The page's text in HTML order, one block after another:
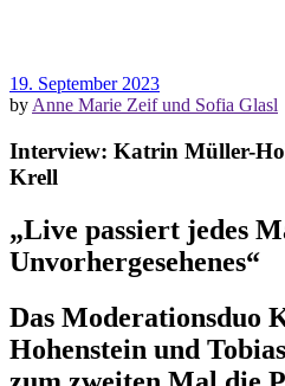
19. September 2023
by Anne Marie Zeif und Sofia Glasl
Interview: Katrin Müller-
Krell
„Live passiert jedes
Unvorhergesehenes“
Das Moderationsduo
Hohenstein und